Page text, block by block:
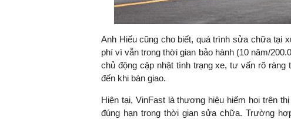
Anh Hiếu cũng cho biết, quá trình sửa chữa tại
phí vì vẫn trong thời gian bảo hành (10 năm/
chủ động cập nhật tình trạng xe, tư vấn rõ
đến khi bàn giao.
Hiện tại, VinFast là thương hiệu hiếm hoi trên
đúng hạn trong thời gian sửa chữa. Trường